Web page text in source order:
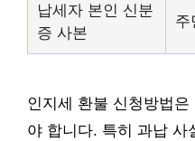
납세자 본인 신분
증 사본
주
인지세 환불 신청방법
야 합니다. 특히 과납 사